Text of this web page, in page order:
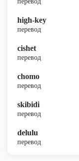
high-key
перевод
cishet
перевод
chomo
перевод
skibidi
перевод
delulu
перевод